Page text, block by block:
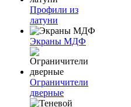
Профили из
латуни
Экраны МДФ
Ограничители
дверные